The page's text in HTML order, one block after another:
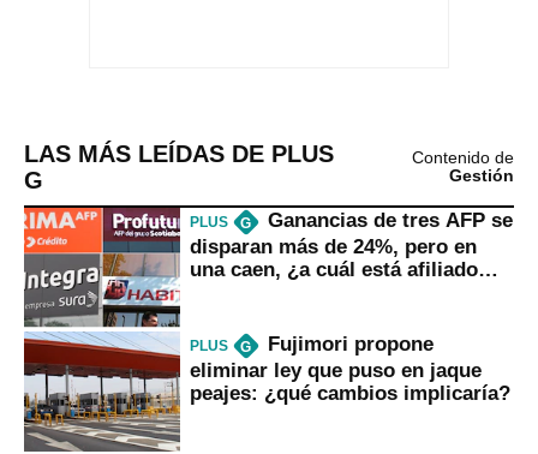
LAS MÁS LEÍDAS DE PLUS
G
Contenido de
Gestión
PLUS G
Ganancias de tres AFP se
disparan más de 24%, pero en
una caen, ¿a cuál está afiliado
PLUS G
Fujimori propone
eliminar ley que puso en jaque
peajes: ¿qué cambios implicaría?